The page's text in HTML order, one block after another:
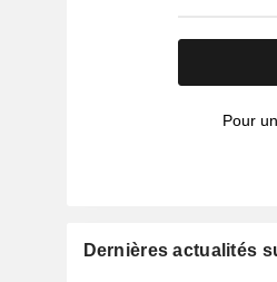
Pour
Dernières actualités